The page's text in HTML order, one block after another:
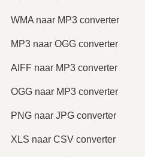
WMA naar MP3 converter
MP3 naar OGG converter
AIFF naar MP3 converter
OGG naar MP3 converter
PNG naar JPG converter
XLS naar CSV converter